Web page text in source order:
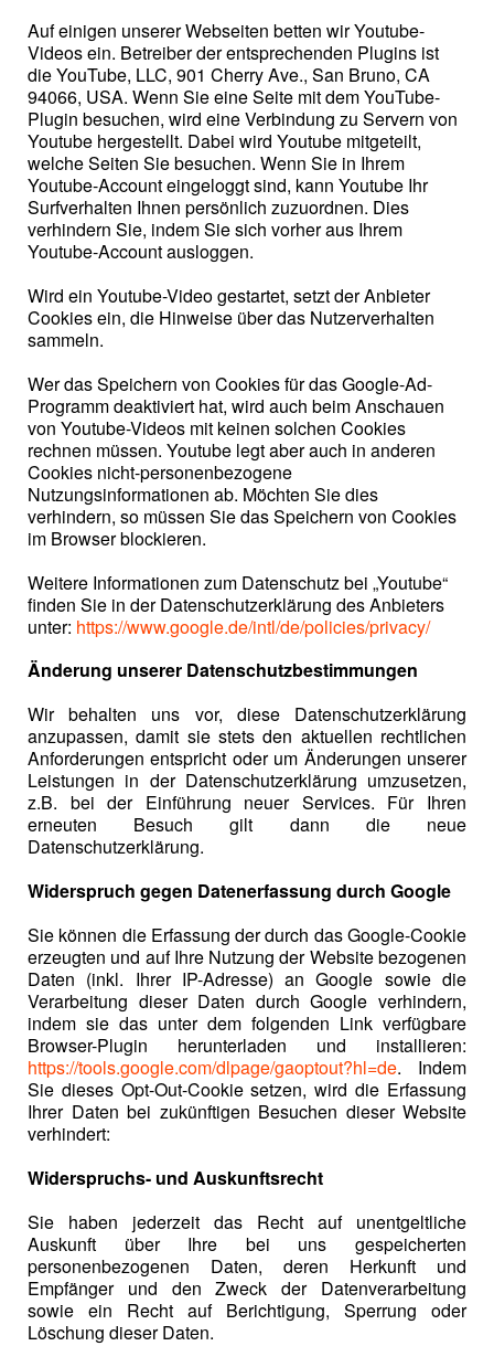
Auf einigen unserer Webseiten betten wir Youtube-
Videos ein. Betreiber der entsprechenden Plugins ist
die YouTube, LLC, 901 Cherry Ave., San Bruno, CA
94066, USA. Wenn Sie eine Seite mit dem YouTube-
Plugin besuchen, wird eine Verbindung zu Servern von
Youtube hergestellt. Dabei wird Youtube mitgeteilt,
welche Seiten Sie besuchen. Wenn Sie in Ihrem
Youtube-Account eingeloggt sind, kann Youtube Ihr
Surfverhalten Ihnen persönlich zuzuordnen. Dies
verhindern Sie, indem Sie sich vorher aus Ihrem
Youtube-Account ausloggen.
Wird ein Youtube-Video gestartet, setzt der Anbieter
Cookies ein, die Hinweise über das Nutzerverhalten
sammeln.
Wer das Speichern von Cookies für das Google-Ad-
Programm deaktiviert hat, wird auch beim Anschauen
von Youtube-Videos mit keinen solchen Cookies
rechnen müssen. Youtube legt aber auch in anderen
Cookies nicht-personenbezogene
Nutzungsinformationen ab. Möchten Sie dies
verhindern, so müssen Sie das Speichern von Cookies
im Browser blockieren.
Weitere Informationen zum Datenschutz bei „Youtube“
finden Sie in der Datenschutzerklärung des Anbieters
unter: https://www.google.de/intl/de/policies/privacy/
Änderung unserer Datenschutzbestimmungen
Wir behalten uns vor, diese Datenschutzerklärung
anzupassen, damit sie stets den aktuellen rechtlichen
Anforderungen entspricht oder um Änderungen unserer
Leistungen in der Datenschutzerklärung umzusetzen,
z.B. bei der Einführung neuer Services. Für Ihren
erneuten Besuch gilt dann die neue
Datenschutzerklärung.
Widerspruch gegen Datenerfassung durch Google
Sie können die Erfassung der durch das Google-Cookie
erzeugten und auf Ihre Nutzung der Website bezogenen
Daten (inkl. Ihrer IP-Adresse) an Google sowie die
Verarbeitung dieser Daten durch Google verhindern,
indem sie das unter dem folgenden Link verfügbare
Browser-Plugin herunterladen und installieren:
https://tools.google.com/dlpage/gaoptout?hl=de. Indem
Sie dieses Opt-Out-Cookie setzen, wird die Erfassung
Ihrer Daten bei zukünftigen Besuchen dieser Website
verhindert:
Widerspruchs- und Auskunftsrecht
Sie haben jederzeit das Recht auf unentgeltliche
Auskunft über Ihre bei uns gespeicherten
personenbezogenen Daten, deren Herkunft und
Empfänger und den Zweck der Datenverarbeitung
sowie ein Recht auf Berichtigung, Sperrung oder
Löschung dieser Daten.